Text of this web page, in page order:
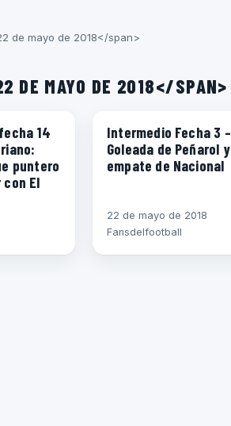
de mayo de 2018</span>
DE MAYO DE 2018</SPAN>
14
puntero
El
DEFENSOR SPORTING
Intermedio Fecha 3 –
Goleada de Peñarol y
empate de Nacional
22 de mayo de 2018
Fansdelfootball